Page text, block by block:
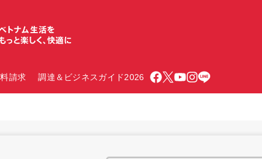
請求 調達＆ビジネスガイド2026